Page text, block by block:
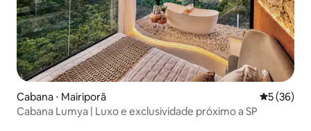
Cabana ⋅ Mairiporã 5 de uma
5 (36)
Cabana Lumya | Luxo e exclusividade próximo a SP